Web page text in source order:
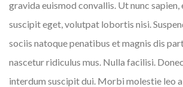
gravida euismod convallis. Ut nunc sapien,
suscipit eget, volutpat lobortis nisi.
sociis natoque penatibus et magnis dis
nascetur ridiculus mus. Nulla facilisi.
interdum suscipit dui. Morbi molestie leo